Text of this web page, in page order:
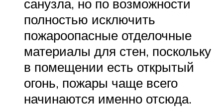
санузла, но по возможности
полностью исключить
пожароопасные отделочные
материалы для стен, поскольку
в помещении есть открытый
огонь, пожары чаще всего
начинаются именно отсюда.